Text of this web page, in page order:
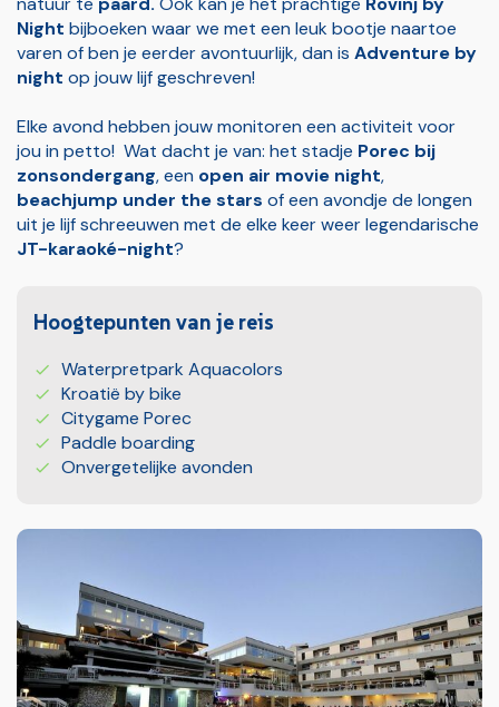
Night bijboeken waar we met een leuk bootje naartoe
varen of ben je eerder avontuurlijk, dan is Adventure by
night op jouw lijf geschreven!
Elke avond hebben jouw monitoren een activiteit voor
jou in petto! Wat dacht je van: het stadje Porec bij
zonsondergang, een open air movie night,
beachjump under the stars of een avondje de longen
uit je lijf schreeuwen met de elke keer weer legendarische
JT-karaoké-night?
Hoogtepunten van je reis
Waterpretpark Aquacolors
Kroatië by bike
Citygame Porec
Paddle boarding
Onvergetelijke avonden